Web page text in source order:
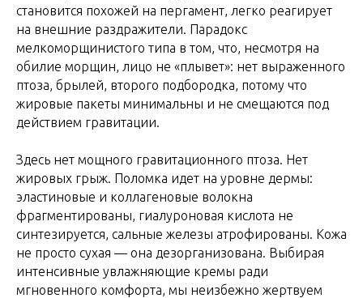
становится похожей на пергамент, легко реагирует
на внешние раздражители. Парадокс
мелкоморщинистого типа в том, что, несмотря на
обилие морщин, лицо не «плывет»: нет выраженного
птоза, брылей, второго подбородка, потому что
жировые пакеты минимальны и не смещаются под
действием гравитации.
Здесь нет мощного гравитационного птоза. Нет
жировых грыж. Поломка идет на уровне дермы:
эластиновые и коллагеновые волокна
фрагментированы, гиалуроновая кислота не
синтезируется, сальные железы атрофированы. Кожа
не просто сухая — она дезорганизована. Выбирая
интенсивные увлажняющие кремы ради
мгновенного комфорта, мы неизбежно жертвуем